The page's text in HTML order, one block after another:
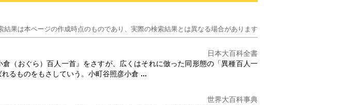
結果は本ページの作成時点のものであり、実際の検索結果とは異なる場合があります
日本大百科全書
倉（おぐら）百人一首』をさすが、広くはそれに倣った同形態の「異種百人一
れるものをもさしていう。小町谷照彦小倉 ...
世界大百科事典